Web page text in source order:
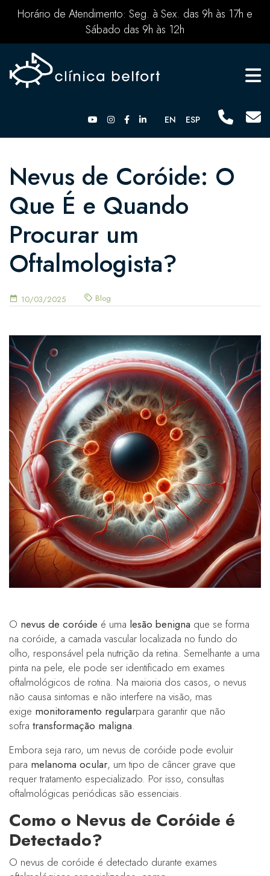
Horário de Atendimento: Seg. à Sex. das 9h às 17h e
Sábado das 9h às 12h
EN ESP
Nevus de Coróide: O
Que É e Quando
Procurar um
Oftalmologista?
10/03/2025 Blog
O nevus de coróide é uma lesão benigna que se forma
na coróide, a camada vascular localizada no fundo do
olho, responsável pela nutrição da retina. Semelhante a uma
pinta na pele, ele pode ser identificado em exames
oftalmológicos de rotina. Na maioria dos casos, o nevus
não causa sintomas e não interfere na visão, mas
exige monitoramento regularpara garantir que não
sofra transformação maligna.
Embora seja raro, um nevus de coróide pode evoluir
para melanoma ocular, um tipo de câncer grave que
requer tratamento especializado. Por isso, consultas
oftalmológicas periódicas são essenciais.
Como o Nevus de Coróide é
Detectado?
O nevus de coróide é detectado durante exames